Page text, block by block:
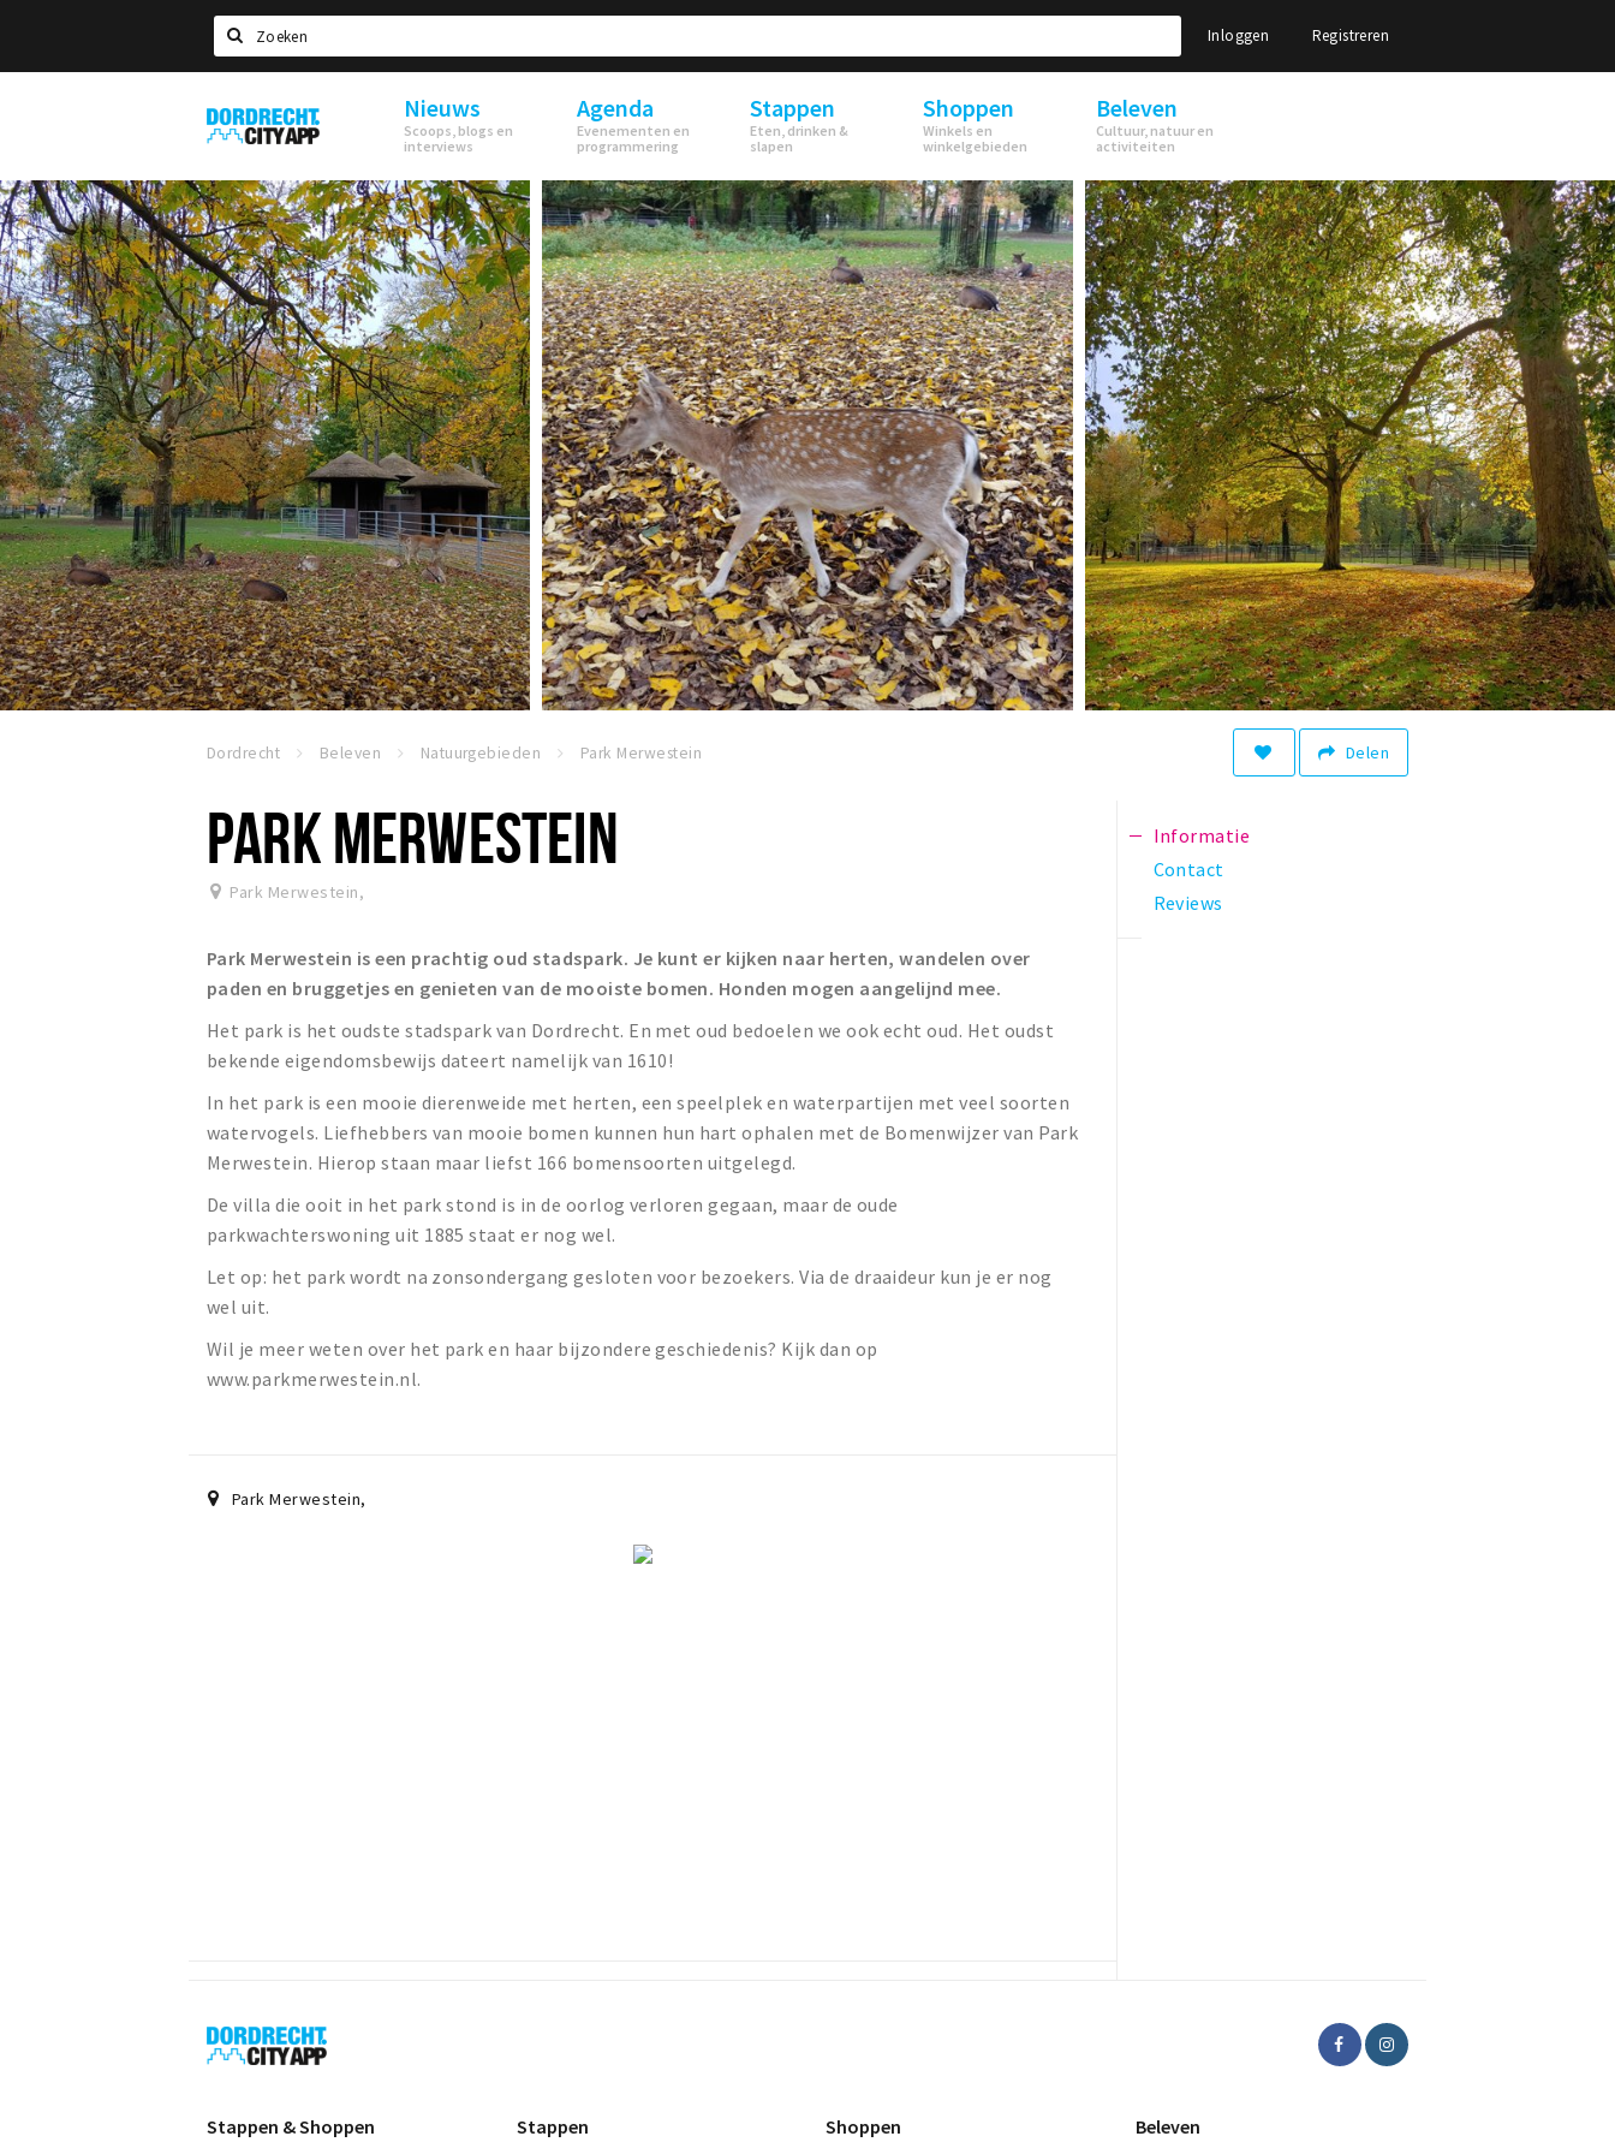
Zoeken
Inloggen Registreren
Dordrecht
City
Nieuws
Scoops, blogs en
interviews
Agenda
Evenementen en
programmering
Stappen
Eten, drinken &
slapen
Shoppen
Winkels en
winkelgebieden
Beleven
Cultuur, natuur en
activiteiten
Dordrecht Beleven Natuurgebieden Park Merwestein Delen
PARK MERWESTEIN
Park Merwestein,
Park Merwestein is een prachtig oud stadspark. Je kunt er kijken naar herten, wandelen over
paden en bruggetjes en genieten van de mooiste bomen. Honden mogen aangelijnd mee.
Het park is het oudste stadspark van Dordrecht. En met oud bedoelen we ook echt oud. Het oudst
bekende eigendomsbewijs dateert namelijk van 1610!
In het park is een mooie dierenweide met herten, een speelplek en waterpartijen met veel soorten
watervogels. Liefhebbers van mooie bomen kunnen hun hart ophalen met de Bomenwijzer van Park
Merwestein. Hierop staan maar liefst 166 bomensoorten uitgelegd.
De villa die ooit in het park stond is in de oorlog verloren gegaan, maar de oude
parkwachterswoning uit 1885 staat er nog wel.
Let op: het park wordt na zonsondergang gesloten voor bezoekers. Via de draaideur kun je er nog
wel uit.
Wil je meer weten over het park en haar bijzondere geschiedenis? Kijk dan op
www.parkmerwestein.nl.
Park Merwestein,
Informatie
Contact
Reviews
Dordrecht
City
Stappen & Shoppen Stappen Shoppen Beleven